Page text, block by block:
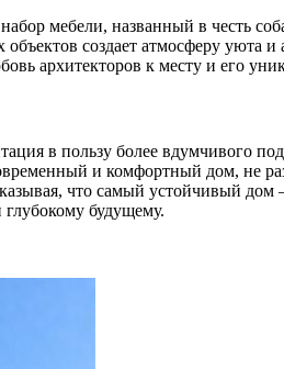
мебели, названный в честь
создает атмосферу уюта и
архитекторов к месту и его
в пользу более вдумчивого
и комфортный дом, не
что самый устойчивый
будущему.